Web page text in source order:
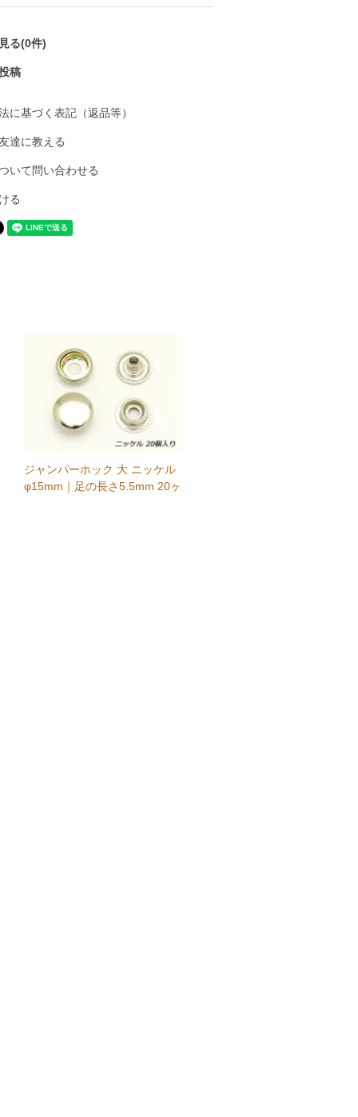
る(0件)
稿
に基づく表記（返品等）
達に教える
いて問い合わせる
る
ジャンパーホック 大 ニッケル
φ15mm｜足の長さ5.5mm 20ヶ